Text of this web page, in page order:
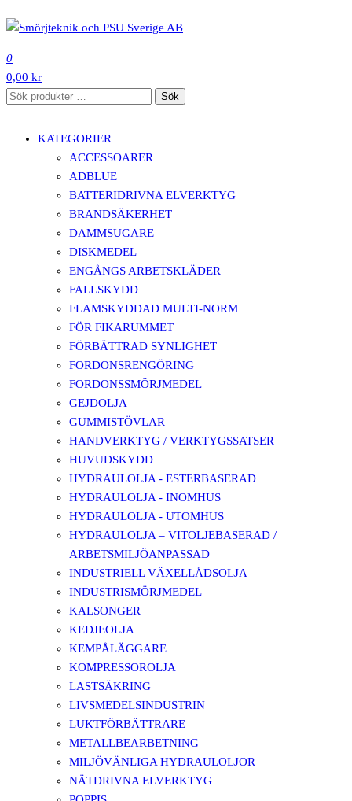
till
innehåll
0
0,00 kr
Sök
Sök
KATEGORIER
ACCESSOARER
ADBLUE
BATTERIDRIVNA ELVERKTYG
BRANDSÄKERHET
DAMMSUGARE
DISKMEDEL
ENGÅNGS ARBETSKLÄDER
FALLSKYDD
FLAMSKYDDAD MULTI-NORM
FÖR FIKARUMMET
FÖRBÄTTRAD SYNLIGHET
FORDONSRENGÖRING
FORDONSSMÖRJMEDEL
GEJDOLJA
GUMMISTÖVLAR
HANDVERKTYG / VERKTYGSSATSER
HUVUDSKYDD
HYDRAULOLJA - ESTERBASERAD
HYDRAULOLJA - INOMHUS
HYDRAULOLJA - UTOMHUS
HYDRAULOLJA – VITOLJEBASERAD /
ARBETSMILJÖANPASSAD
INDUSTRIELL VÄXELLÅDSOLJA
INDUSTRISMÖRJMEDEL
KALSONGER
KEDJEOLJA
KEMPÅLÄGGARE
KOMPRESSOROLJA
LASTSÄKRING
LIVSMEDELSINDUSTRIN
LUKTFÖRBÄTTRARE
METALLBEARBETNING
MILJÖVÄNLIGA HYDRAULOLJOR
NÄTDRIVNA ELVERKTYG